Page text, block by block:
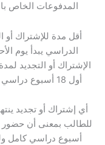
المدفوعات الخاص
الدراسي يبدأ يوم
أول 18 أسبوع دراسي أو عام دراسي كامل 32 أسبوع دراسي
أي إشتراك أو تجديد
للطالب بمعنى أن حضور
أسبوع دراسي كامل